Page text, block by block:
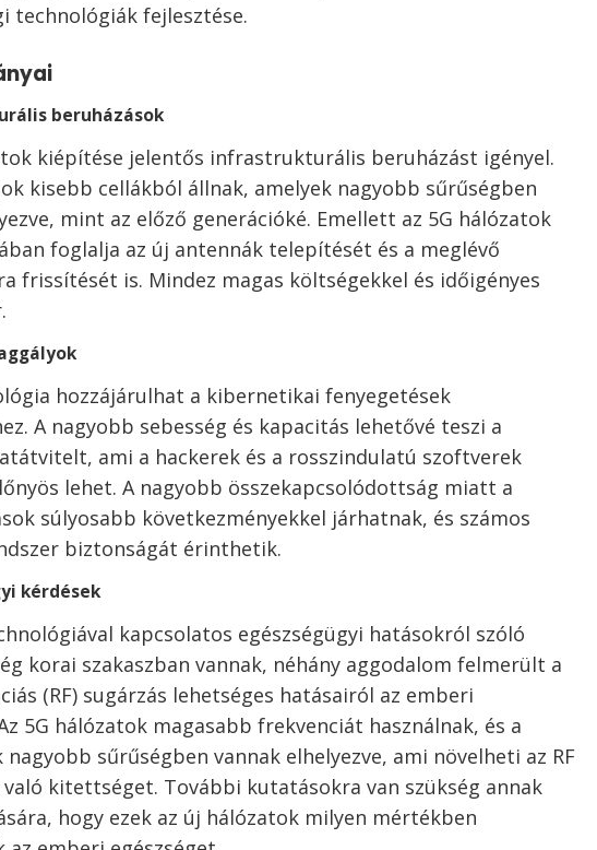
technológiák fejlesztése.
beruházások
kiépítése jelentős infrastrukturális beruházást igényel.
kisebb cellákból állnak, amelyek nagyobb sűrűségben
mint az előző generációké. Emellett az 5G hálózatok
foglalja az új antennák telepítését és a meglévő
frissítését is. Mindez magas költségekkel és időigényes
hozzájárulhat a kibernetikai fenyegetések
A nagyobb sebesség és kapacitás lehetővé teszi a
ami a hackerek és a rosszindulatú szoftverek
lehet. A nagyobb összekapcsolódottság miatt a
súlyosabb következményekkel járhatnak, és számos
biztonságát érinthetik.
kérdések
kapcsolatos egészségügyi hatásokról szóló
korai szakaszban vannak, néhány aggodalom felmerült a
(RF) sugárzás lehetséges hatásairól az emberi
5G hálózatok magasabb frekvenciát használnak, és a
nagyobb sűrűségben vannak elhelyezve, ami növelheti az RF
való kitettséget. További kutatásokra van szükség annak
hogy ezek az új hálózatok milyen mértékben